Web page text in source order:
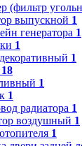
(фильтр
выпускной 1
генератора 1
1
1
18
1
1
радиатора 1
воздушный 1
1